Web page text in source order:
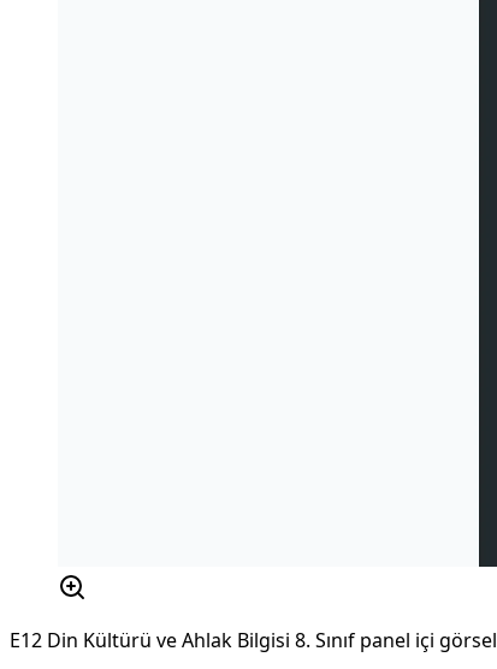
E12 Din Kültürü ve Ahlak Bilgisi 8. Sınıf panel içi görsel